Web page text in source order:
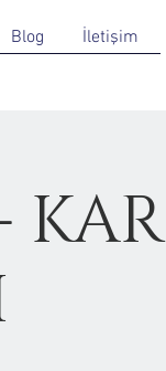
Blog İletişim
KAR